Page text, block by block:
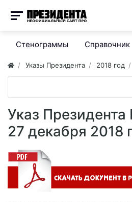
Стенограммы Справочник
Указы Президента 2018 год
Указ
27 декабря 2018